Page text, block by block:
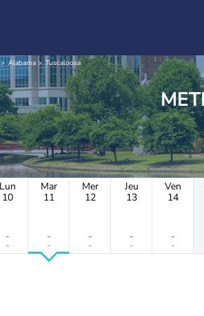
Alabama Tuscaloosa
Lun
10
-
-
Mar
11
-
-
Mer
12
-
-
Jeu
13
-
-
Ven
14
-
-